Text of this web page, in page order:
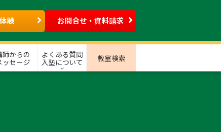
験 お問合せ・資料請求
師からの
ッセージ
よくある質問
入塾について
教室検索